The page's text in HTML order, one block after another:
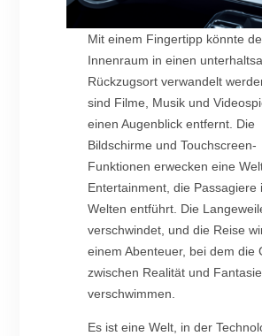
Mit einem Fingertipp könnte
Innenraum in einen
Rückzugsort verwandelt
sind Filme, Musik und
einen Augenblick entfernt. Die
Bildschirme und Touchscreen-
Funktionen erwecken eine
Entertainment, die Passagiere
Welten entführt. Die
verschwindet, und die Reise
einem Abenteuer, bei dem die
zwischen Realität und Fantasie
verschwimmen.
Es ist eine Welt, in der